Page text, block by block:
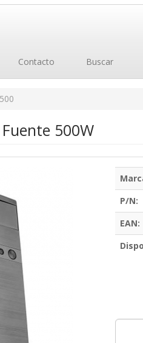
Contacto Buscar
500W
P/N:
EAN: